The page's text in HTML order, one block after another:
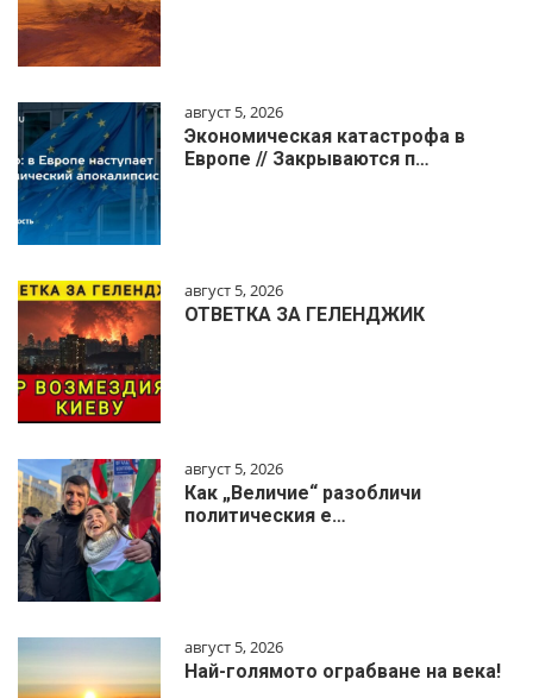
август 5, 2026
Экономическая катастрофа в
Европе // Закрываются п…
август 5, 2026
ОТВЕТКА ЗА ГЕЛЕНДЖИК
август 5, 2026
Как „Величие“ разобличи
политическия е…
август 5, 2026
Най-голямото ограбване на века!